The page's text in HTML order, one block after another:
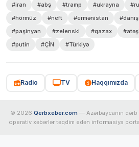
#iran #abş #tramp #ukrayna
#hörmüz
#neft #ermənistan
#paşinyan
#zelenski #qazax
#putin
#ÇİN #Türkiyə
Radio TV Haqqımızda
© 2026 Qerbxeber.com — Azərbaycanın
operativ xəbərlər təqdim edən informasiya